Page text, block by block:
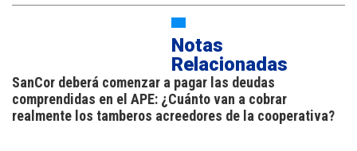
Notas
Relacionadas
SanCor deberá comenzar a pagar las deudas
comprendidas en el APE: ¿Cuánto van a cobrar
realmente los tamberos acreedores de la cooperativa?